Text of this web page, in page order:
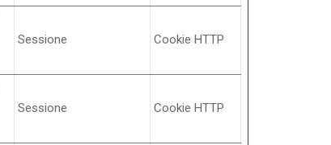
Sessione Cookie HTTP
Sessione Cookie HTTP